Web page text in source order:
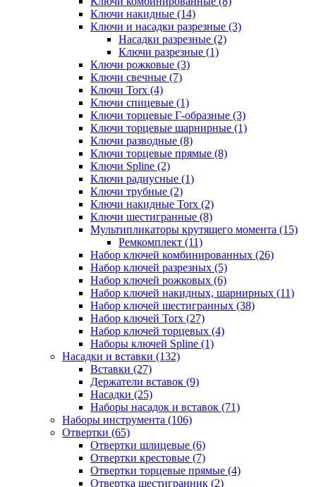
Ключи накидные (14)
Ключи и насадки разрезные (3)
Насадки разрезные (2)
Ключи разрезные (1)
Ключи рожковые (3)
Ключи свечные (7)
Ключи Torx (4)
Ключи спицевые (1)
Ключи торцевые Г-образные (3)
Ключи торцевые шарнирные (1)
Ключи разводные (8)
Ключи торцевые прямые (8)
Ключи Spline (2)
Ключи радиусные (1)
Ключи трубные (2)
Ключи накидные Torx (2)
Ключи шестигранные (8)
Мультипликаторы крутящего момента (15)
Ремкомплект (11)
Набор ключей комбинированных (26)
Набор ключей разрезных (5)
Набор ключей рожковых (6)
Набор ключей накидных, шарнирных (11)
Набор ключей шестигранных (38)
Набор ключей Torx (27)
Набор ключей торцевых (4)
Наборы ключей Spline (1)
Насадки и вставки (132)
Вставки (27)
Держатели вставок (9)
Насадки (25)
Наборы насадок и вставок (71)
Наборы инструмента (106)
Отвертки (65)
Отвертки шлицевые (6)
Отвертки крестовые (7)
Отвертки торцевые прямые (4)
Отвертка шестигранник (2)